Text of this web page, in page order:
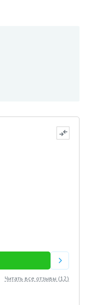
Читать все отзывы (12)